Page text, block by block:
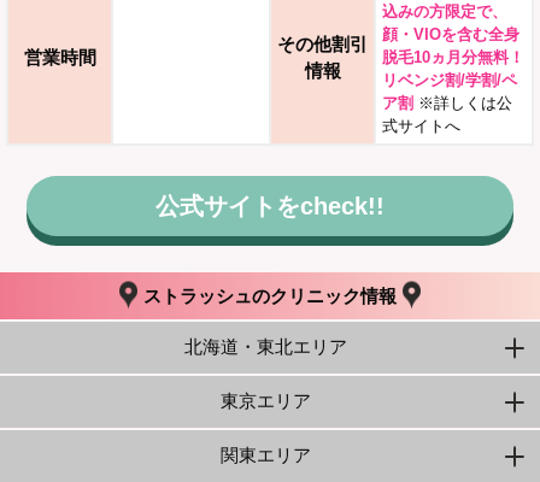
営業時間
その他割引
情報
込みの方限定で、
顔・VIOを含む全身
脱毛10ヵ月分無料！
リベンジ割/学割/ペ
ア割 ※詳しくは公
式サイトへ
公式サイトをcheck!!
ストラッシュのクリニック情報
北海道・東北エリア
東京エリア
関東エリア